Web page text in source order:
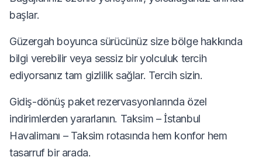
başlar.
Güzergah boyunca sürücünüz size bölge hakkında
bilgi verebilir veya sessiz bir yolculuk tercih
ediyorsanız tam gizlilik sağlar. Tercih sizin.
Gidiş-dönüş paket rezervasyonlarında özel
indirimlerden yararlanın. Taksim – İstanbul
Havalimanı – Taksim rotasında hem konfor hem
tasarruf bir arada.